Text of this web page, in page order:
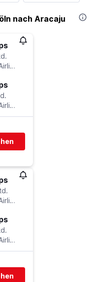
nach Aracaju